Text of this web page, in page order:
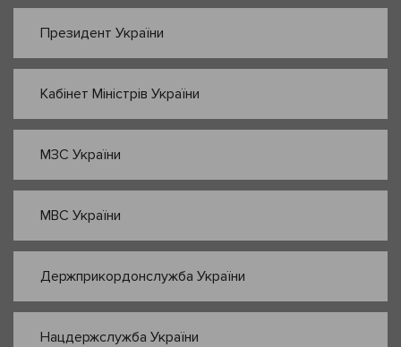
Президент України
Кабінет Міністрів України
МЗС України
МВС України
Держприкордонслужба України
Нацдержслужба України